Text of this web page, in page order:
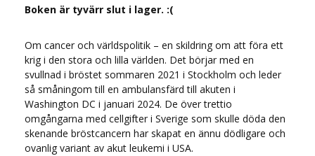
Boken är tyvärr slut i lager. :(
Om cancer och världspolitik – en skildring om att föra ett
krig i den stora och lilla världen. Det börjar med en
svullnad i bröstet sommaren 2021 i Stockholm och leder
så småningom till en ambulansfärd till akuten i
Washington DC i januari 2024. De över trettio
omgångarna med cellgifter i Sverige som skulle döda den
skenande bröstcancern har skapat en ännu dödligare och
ovanlig variant av akut leukemi i USA.